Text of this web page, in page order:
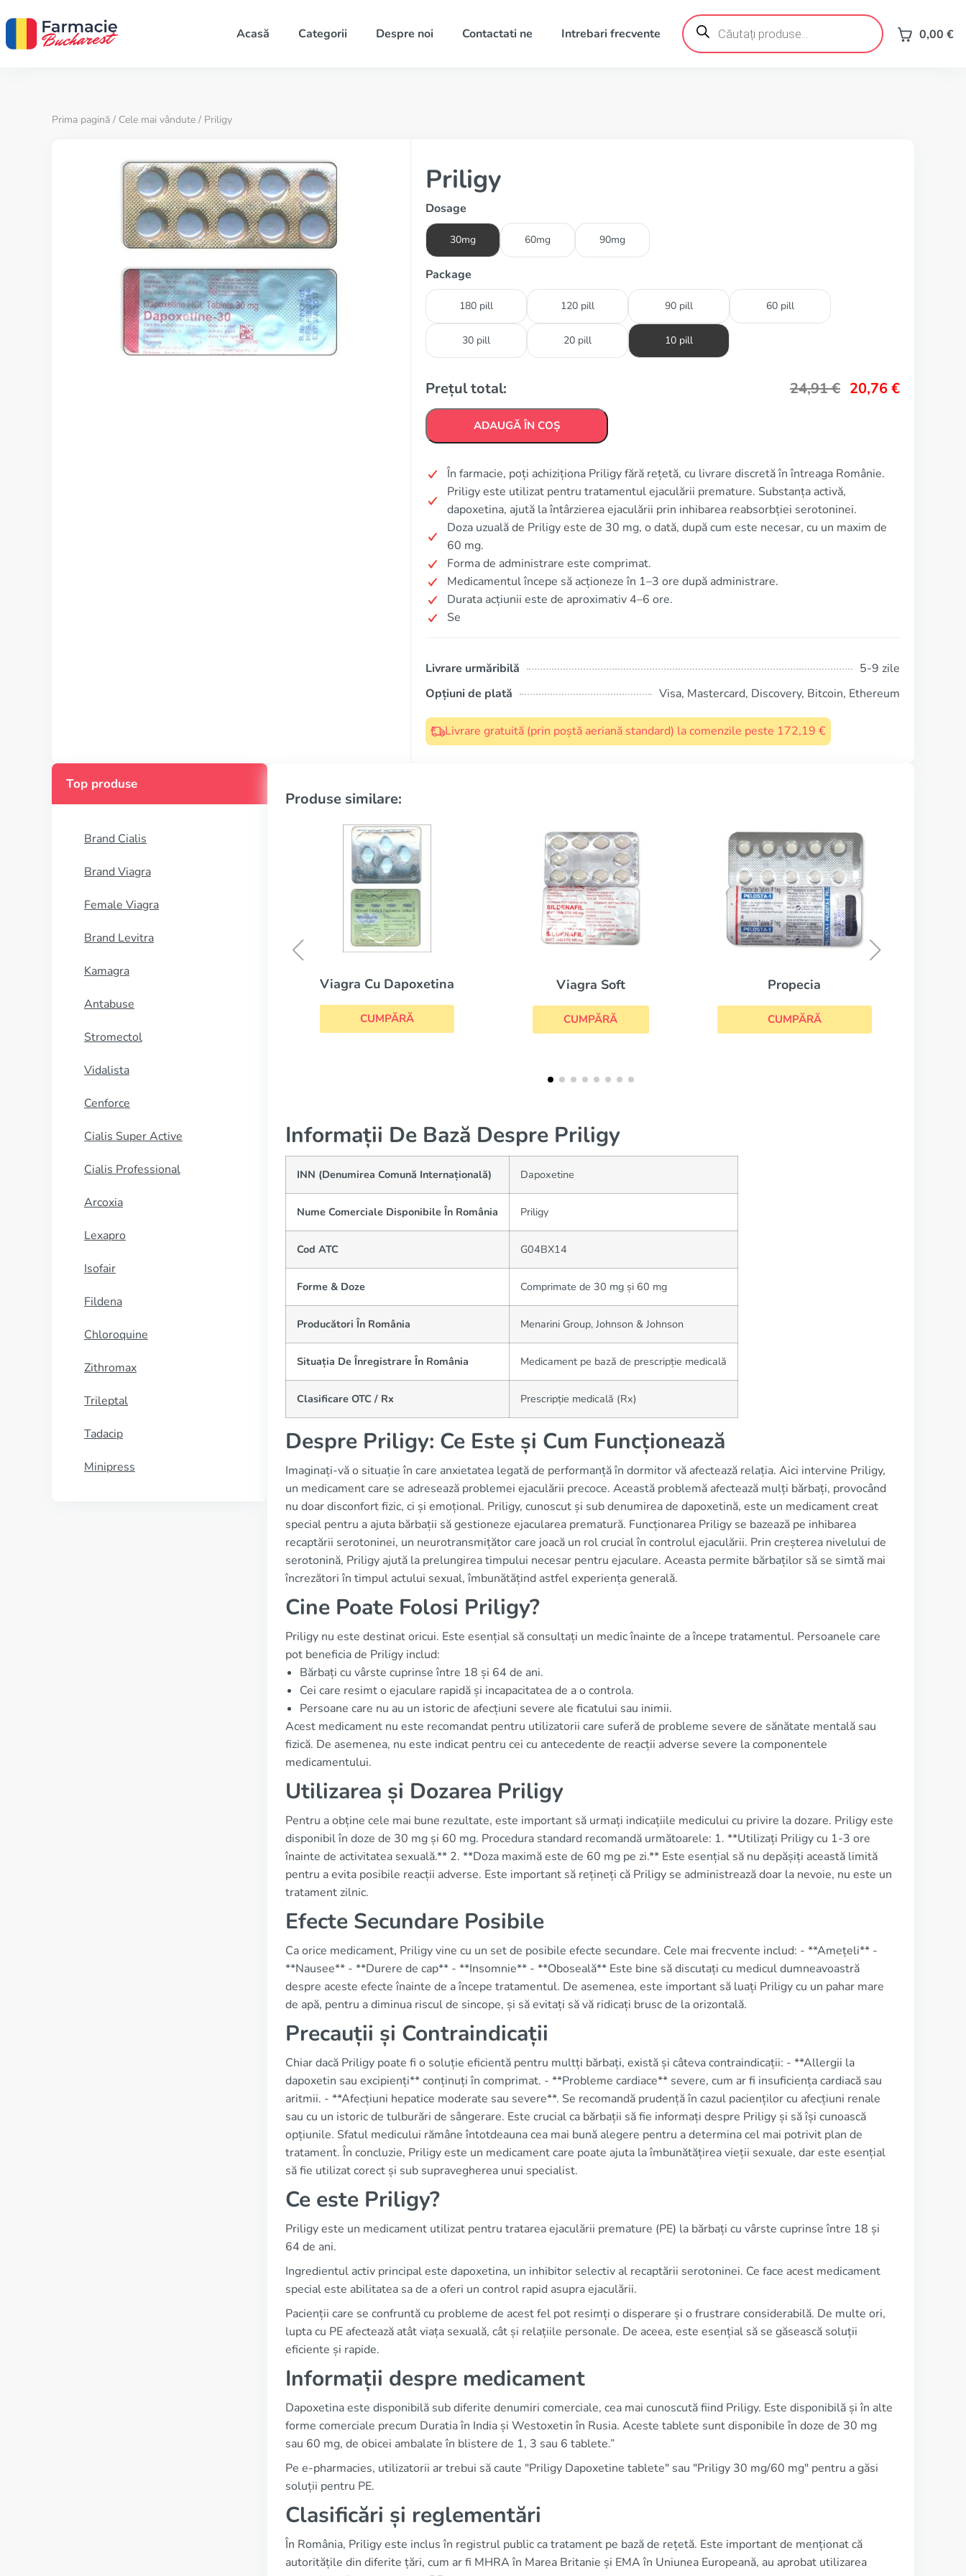
Acasă Categorii Despre noi Contactati ne Intrebari frecvente
Products
search 0,00 €
Prima pagină / Cele mai vândute / Priligy
Priligy
Dosage
30mg 60mg 90mg
Package
180 pill 120 pill 90 pill 60 pill
30 pill 20 pill 10 pill
Prețul total: 24,91€ 20,76€
ADAUGĂ ÎN COȘ
În farmacie, poți achiziționa Priligy fără rețetă, cu livrare discretă în întreaga Românie.
Priligy este utilizat pentru tratamentul ejaculării premature. Substanța activă,
dapoxetina, ajută la întârzierea ejaculării prin inhibarea reabsorbției serotoninei.
Doza uzuală de Priligy este de 30 mg, o dată, după cum este necesar, cu un maxim de
60 mg.
Forma de administrare este comprimat.
Medicamentul începe să acționeze în 1–3 ore după administrare.
Durata acțiunii este de aproximativ 4–6 ore.
Se
Livrare urmăribilă
5-9 zile
Opțiuni de plată
Visa, Mastercard, Discovery, Bitcoin, Ethereum
Livrare gratuită (prin poștă aeriană standard) la comenzile peste 172,19 €
Top produse
Brand Cialis
Brand Viagra
Female Viagra
Brand Levitra
Kamagra
Antabuse
Stromectol
Vidalista
Cenforce
Cialis Super Active
Cialis Professional
Arcoxia
Lexapro
Isofair
Fildena
Chloroquine
Zithromax
Trileptal
Tadacip
Minipress
Produse similare:
Viagra Soft
CUMPĂRĂ
Propecia
CUMPĂRĂ
Kamagra Oral Jelly Vol-2
Informații De Bază Despre Priligy
INN (Denumirea Comună Internațională) Dapoxetine
Nume Comerciale Disponibile În România Priligy
Cod ATC G04BX14
Forme & Doze Comprimate de 30 mg și 60 mg
Producători În România Menarini Group, Johnson & Johnson
Situația De Înregistrare În România Medicament pe bază de prescripție medicală
Clasificare OTC / Rx Prescripție medicală (Rx)
Despre Priligy: Ce Este și Cum Funcționează
Imaginați-vă o situație în care anxietatea legată de performanță în dormitor vă afectează relația. Aici intervine Priligy,
un medicament care se adresează problemei ejaculării precoce. Această problemă afectează mulți bărbați, provocând
nu doar disconfort fizic, ci și emoțional. Priligy, cunoscut și sub denumirea de dapoxetină, este un medicament creat
special pentru a ajuta bărbații să gestioneze ejacularea prematură. Funcționarea Priligy se bazează pe inhibarea
recaptării serotoninei, un neurotransmițător care joacă un rol crucial în controlul ejaculării. Prin creșterea nivelului de
serotonină, Priligy ajută la prelungirea timpului necesar pentru ejaculare. Aceasta permite bărbaților să se simtă mai
încrezători în timpul actului sexual, îmbunătățind astfel experiența generală.
Cine Poate Folosi Priligy?
Priligy nu este destinat oricui. Este esențial să consultați un medic înainte de a începe tratamentul. Persoanele care
pot beneficia de Priligy includ:
Bărbați cu vârste cuprinse între 18 și 64 de ani.
Cei care resimt o ejaculare rapidă și incapacitatea de a o controla.
Persoane care nu au un istoric de afecțiuni severe ale ficatului sau inimii.
Acest medicament nu este recomandat pentru utilizatorii care suferă de probleme severe de sănătate mentală sau
fizică. De asemenea, nu este indicat pentru cei cu antecedente de reacții adverse severe la componentele
medicamentului.
Utilizarea și Dozarea Priligy
Pentru a obține cele mai bune rezultate, este important să urmați indicațiile medicului cu privire la dozare. Priligy este
disponibil în doze de 30 mg și 60 mg. Procedura standard recomandă următoarele: 1. **Utilizați Priligy cu 1-3 ore
înainte de activitatea sexuală.** 2. **Doza maximă este de 60 mg pe zi.** Este esențial să nu depășiți această limită
pentru a evita posibile reacții adverse. Este important să rețineți că Priligy se administrează doar la nevoie, nu este un
tratament zilnic.
Efecte Secundare Posibile
Ca orice medicament, Priligy vine cu un set de posibile efecte secundare. Cele mai frecvente includ: - **Amețeli** -
**Nausee** - **Durere de cap** - **Insomnie** - **Oboseală** Este bine să discutați cu medicul dumneavoastră
despre aceste efecte înainte de a începe tratamentul. De asemenea, este important să luați Priligy cu un pahar mare
de apă, pentru a diminua riscul de sincope, și să evitați să vă ridicați brusc de la orizontală.
Precauții și Contraindicații
Chiar dacă Priligy poate fi o soluție eficientă pentru multți bărbați, există și câteva contraindicații: - **Allergii la
dapoxetin sau excipienți** conținuți în comprimat. - **Probleme cardiace** severe, cum ar fi insuficiența cardiacă sau
aritmii. - **Afecțiuni hepatice moderate sau severe**. Se recomandă prudență în cazul pacienților cu afecțiuni renale
sau cu un istoric de tulburări de sângerare. Este crucial ca bărbații să fie informați despre Priligy și să își cunoască
opțiunile. Sfatul medicului rămâne întotdeauna cea mai bună alegere pentru a determina cel mai potrivit plan de
tratament. În concluzie, Priligy este un medicament care poate ajuta la îmbunătățirea vieții sexuale, dar este esențial
să fie utilizat corect și sub supravegherea unui specialist.
Ce este Priligy?
Priligy este un medicament utilizat pentru tratarea ejaculării premature (PE) la bărbați cu vârste cuprinse între 18 și
64 de ani.
Ingredientul activ principal este dapoxetina, un inhibitor selectiv al recaptării serotoninei. Ce face acest medicament
special este abilitatea sa de a oferi un control rapid asupra ejaculării.
Pacienții care se confruntă cu probleme de acest fel pot resimți o disperare și o frustrare considerabilă. De multe ori,
lupta cu PE afectează atât viața sexuală, cât și relațiile personale. De aceea, este esențial să se găsească soluții
eficiente și rapide.
Informații despre medicament
Dapoxetina este disponibilă sub diferite denumiri comerciale, cea mai cunoscută fiind Priligy. Este disponibilă și în alte
forme comerciale precum Duratia în India și Westoxetin în Rusia. Aceste tablete sunt disponibile în doze de 30 mg
sau 60 mg, de obicei ambalate în blistere de 1, 3 sau 6 tablete.”
Pe e-pharmacies, utilizatorii ar trebui să caute "Priligy Dapoxetine tablete" sau "Priligy 30 mg/60 mg" pentru a găsi
soluții pentru PE.
Clasificări și reglementări
În România, Priligy este inclus în registrul public ca tratament pe bază de rețetă. Este important de menționat că
autoritățile din diferite țări, cum ar fi MHRA în Marea Britanie și EMA în Uniunea Europeană, au aprobat utilizarea